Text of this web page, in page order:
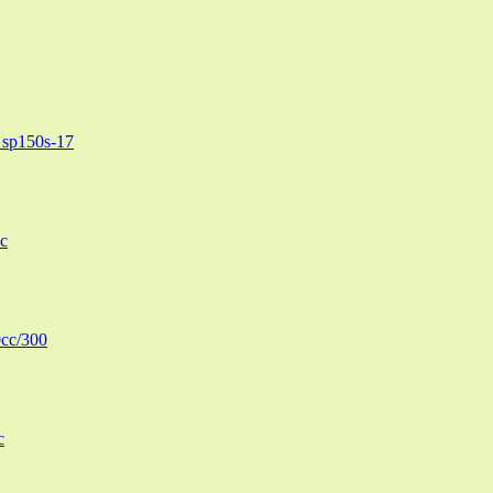
17
300